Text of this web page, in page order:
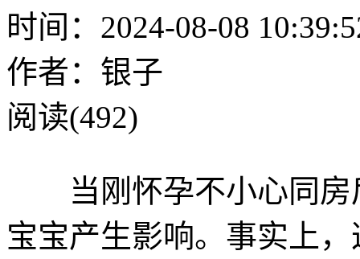
时间：2024-08-08
作者：银子
阅读(492)
当刚怀孕不小心同房
宝宝产生影响。事实上